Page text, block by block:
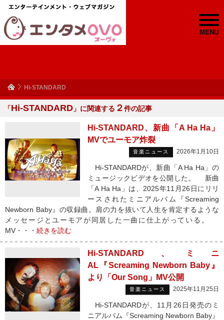
MENU
Hi-STANDARD
「Hi-STANDARD 」に関連する ２件の記事
Hi-STANDARD、新曲「A Ha Ha」
MVでユーモア炸裂
音楽ニュース 2026年1月10日
Hi-STANDARDが、新曲「A Ha Ha」の
ミュージックビデオを公開した。 新曲
「A Ha Ha」は、2025年11月26日にリリ
ースされたミニアルバム『Screaming
Newborn Baby』の収録曲。肩の力を抜いて人生を肯定するような
メッセージとユーモアが同居した一曲に仕上がっている。
MV・・・ 続きを読む
Hi-STANDARD、ミニ
AL『Screaming Newborn Baby』
より「Our Song」MV公開
音楽ニュース 2025年11月25日
Hi-STANDARDが、11月26日発売のミ
ニアルバム『Screaming Newborn Baby』